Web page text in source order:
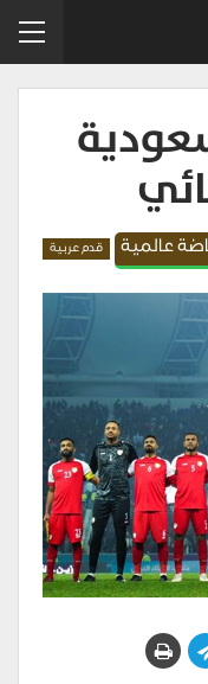
عالمية قدم عربية